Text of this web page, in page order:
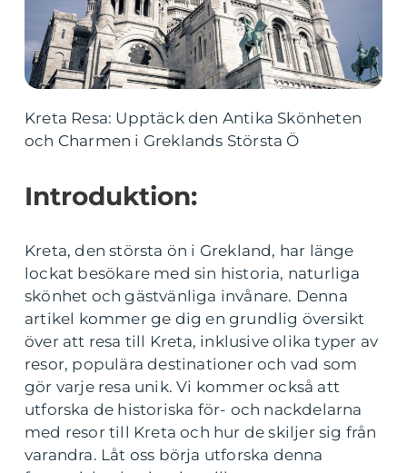
Kreta Resa: Upptäck den Antika Skönheten
och Charmen i Greklands Största Ö
Introduktion:
Kreta, den största ön i Grekland, har länge
lockat besökare med sin historia, naturliga
skönhet och gästvänliga invånare. Denna
artikel kommer ge dig en grundlig översikt
över att resa till Kreta, inklusive olika typer av
resor, populära destinationer och vad som
gör varje resa unik. Vi kommer också att
utforska de historiska för- och nackdelarna
med resor till Kreta och hur de skiljer sig från
varandra. Låt oss börja utforska denna